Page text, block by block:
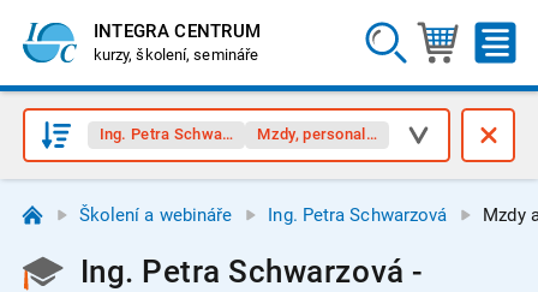
INTEGRA CENTRUM
kurzy, školení, semináře
Ing. Petra SchwarzováMzdy, personalistika
Školení a webináře Ing. Petra Schwarzová Mzdy
Ing. Petra Schwarzová -